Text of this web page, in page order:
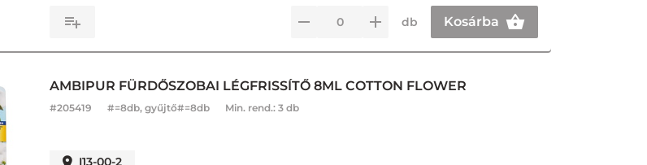
db Kosárba
AMBIPUR FÜRDŐSZOBAI LÉGFRISSÍTŐ 8ML COTTON FLOWER
#205419 #=8db, gyűjtő#=8db Min. rend.: 3 db
I13-00-2